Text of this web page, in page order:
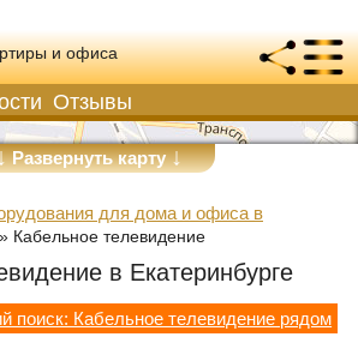
и офиса
Отзывы
Развернуть карту↓
для дома и офиса в
» Кабельное телевидение
в Екатеринбурге
поиск: Кабельное телевидение рядом